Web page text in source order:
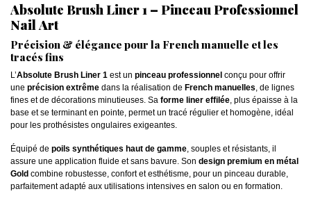
Absolute Brush Liner 1 – Pinceau Professionnel
Nail Art
Précision & élégance pour la French manuelle et les
tracés fins
L’Absolute Brush Liner 1 est un pinceau professionnel conçu pour offrir
une précision extrême dans la réalisation de French manuelles, de lignes
fines et de décorations minutieuses. Sa forme liner effilée, plus épaisse à la
base et se terminant en pointe, permet un tracé régulier et homogène, idéal
pour les prothésistes ongulaires exigeantes.
Équipé de poils synthétiques haut de gamme, souples et résistants, il
assure une application fluide et sans bavure. Son design premium en métal
Gold combine robustesse, confort et esthétisme, pour un pinceau durable,
parfaitement adapté aux utilisations intensives en salon ou en formation.